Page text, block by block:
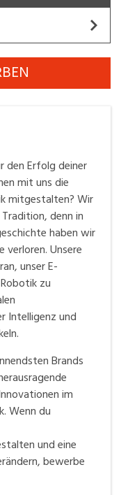
Verwaltung
(Fertigung)
Pflege
fulfill
geführte,
mit über
Jahren tragen wir
im täglichen
Unternehmen und
Erfolg in den
Customer
Zu den
Gesellschaften
AG sowie
wie auch
tätige
wir für die
Teil davon!
den Erfolg deiner
mit uns die
mitgestalten? Wir
denn in
haben wir
verloren. Unsere
unser E-
zu
Intelligenz und
Brands
im
Wenn du
und eine
bewerbe